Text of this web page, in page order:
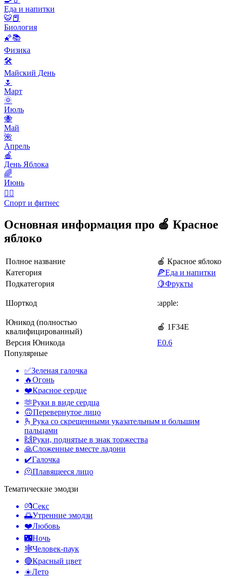
Еда и напитки
🐯📕
Биология
🌠📚
Физика
🛠
Майский День
🌷
Март
🌞
Июль
🐝
Май
🌺
Апрель
🍎
День Яблока
🌈
Июнь
🤾‍♀️
Спорт и фитнес
Основная информация про 🍎 Красное
яблоко
Полное название
🍎 Красное яблоко
Категория
🍕Еда и напитки
Подкатегория
🍋Фрукты
Шорткод :apple:
Юникод (полностью
квалифицированный)
🍎 1F34E
Версия Юникода
E0.6
Популярные
✅Зеленая галочка
🔥Огонь
❤️Красное сердце
🫶Руки в виде сердца
🙃Перевернутое лицо
🫰 Рука со скрещенными указательным и большим
пальцами
🙌Руки, поднятые в знак торжества
🙏Сложенные вместе ладони
✔️Галочка
🫠Плавящееся лицо
Тематические эмодзи
💏Секс
🌅Утренние эмодзи
❤️Любовь
🌃Ночь
🕸️Человек-паук
🔴Красный цвет
☀️Лето